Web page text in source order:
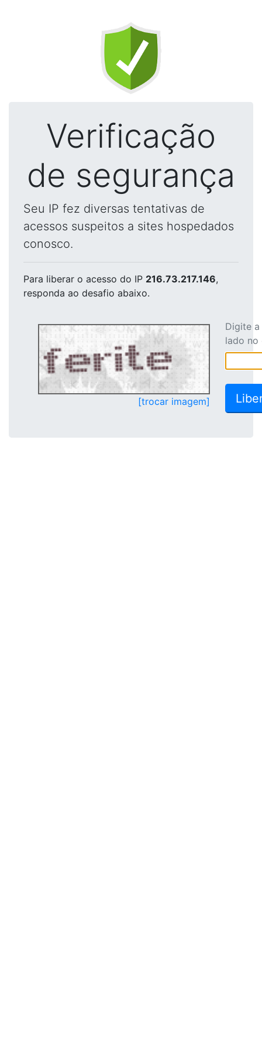
Verificação
de segurança
Seu IP fez diversas tentativas de
acessos suspeitos a sites hospedados
conosco.
Para liberar o acesso do IP 216.73.217.146,
responda ao desafio abaixo.
[trocar imagem]
Digite
lado no